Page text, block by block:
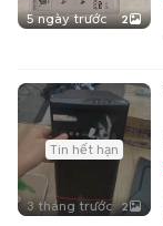
5 ngày trước 2
Tin hết hạn
3 tháng trước 2